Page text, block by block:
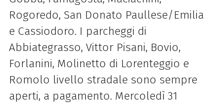
Rogoredo, San Donato Paullese/Emilia
e Cassiodoro. I parcheggi di
Abbiategrasso, Vittor Pisani, Bovio,
Forlanini, Molinetto di Lorenteggio e
Romolo livello stradale sono sempre
aperti, a pagamento. Mercoledì 31